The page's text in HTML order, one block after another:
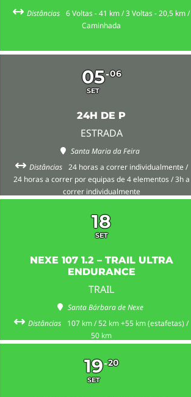
Distâncias 6 Voltas - 41 km / 3 Voltas - 20,5 km /
Caminhada
05
SET
06
24H DE P
ESTRADA
Santa Maria da Feira
Distâncias
24 horas a correr individualmente /
24 horas a correr por equipas de 4 elementos / 3h a
correr individualmente
18
SET
NEXE 107 1.2 – TRAIL ULTRA
ENDURANCE
TRAIL
Santa Bárbara de Nexe
Distâncias
107 km / 52 km +55 km (estafetas) /
50 km
19
SET
20